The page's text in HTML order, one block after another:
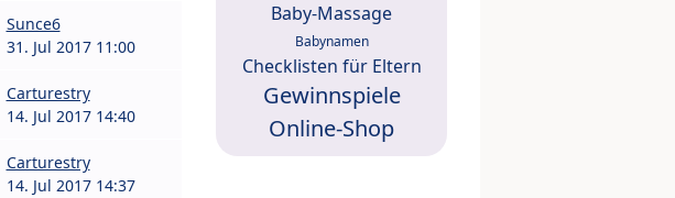
Sunce6
31. Jul 2017 11:00
Carturestry
14. Jul 2017 14:40
Carturestry
14. Jul 2017 14:37
Baby-Massage
Babynamen
Checklisten für Eltern
Gewinnspiele
Online-Shop